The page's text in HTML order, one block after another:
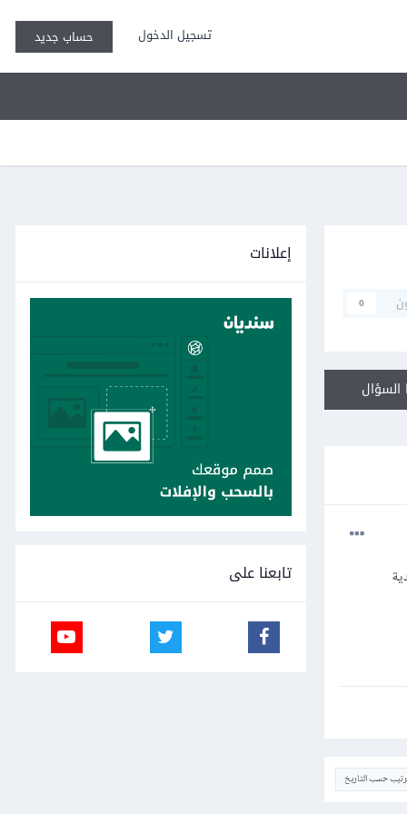
تسجيل الدخول حساب جديد
0
حسب التاريخ
إعلانات
تابعنا على